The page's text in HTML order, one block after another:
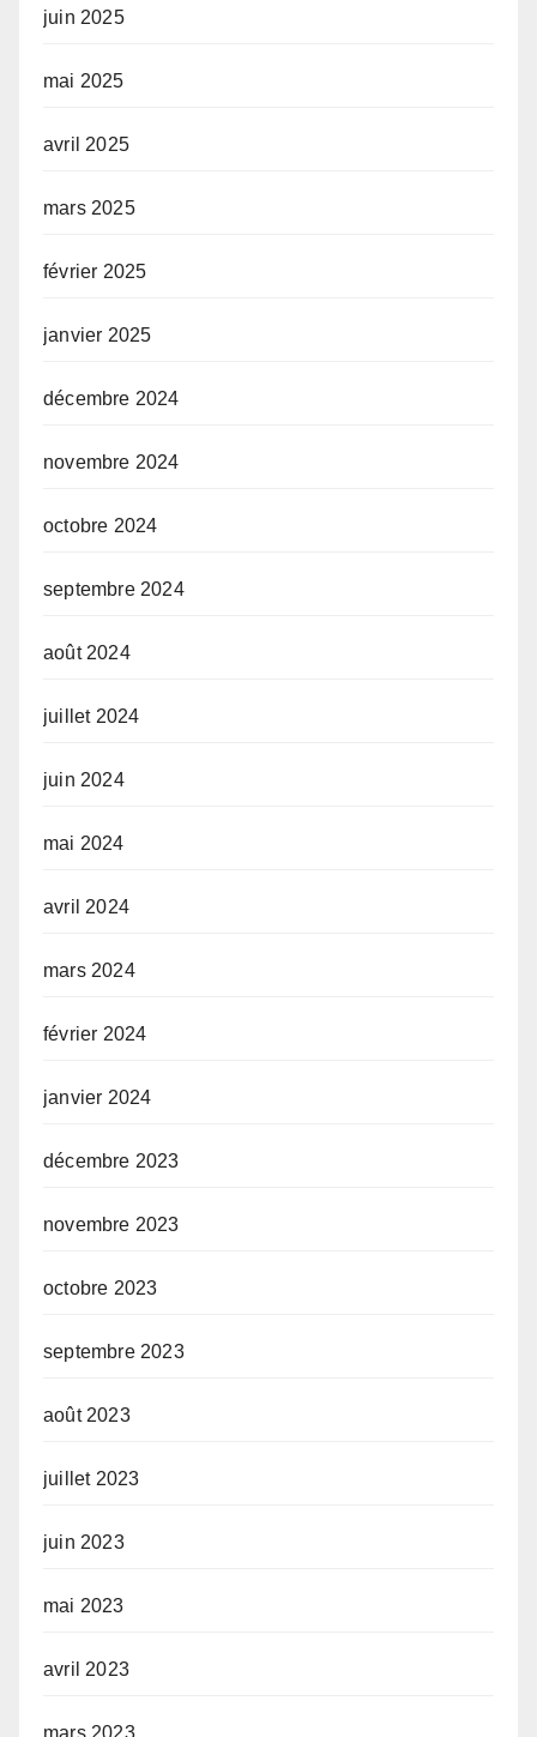
juin 2025
mai 2025
avril 2025
mars 2025
février 2025
janvier 2025
décembre 2024
novembre 2024
octobre 2024
septembre 2024
août 2024
juillet 2024
juin 2024
mai 2024
avril 2024
mars 2024
février 2024
janvier 2024
décembre 2023
novembre 2023
octobre 2023
septembre 2023
août 2023
juillet 2023
juin 2023
mai 2023
avril 2023